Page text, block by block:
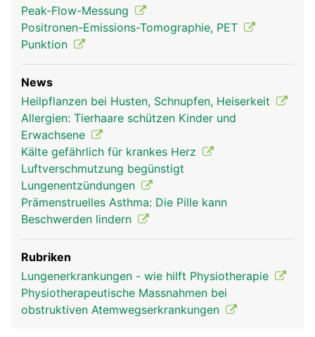
Bronchien Frau Bronchien Mann
Peak-Flow-Messung
Positronen-Emissions-Tomographie, PET
Punktion
News
Heilpflanzen bei Husten, Schnupfen, Heiserkeit
Allergien: Tierhaare schützen Kinder und
Erwachsene
Kälte gefährlich für krankes Herz
Luftverschmutzung begünstigt
Lungenentzündungen
Prämenstruelles Asthma: Die Pille kann
Beschwerden lindern
Rubriken
Lungenerkrankungen - wie hilft Physiotherapie
Physiotherapeutische Massnahmen bei
obstruktiven Atemwegserkrankungen